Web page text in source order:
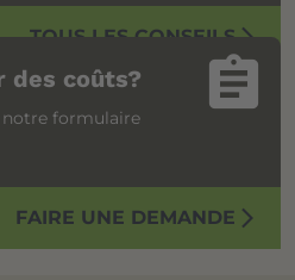
TOUS LES CONSEILSarrow_forward_ios
assignment
des coûts?
notre formulaire
FAIRE UNE DEMANDE arrow_forward_ios